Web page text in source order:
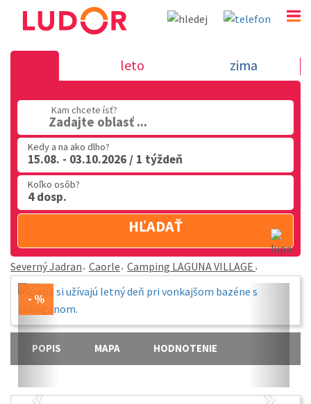
Camping LAGUNA VILLAGE - Caorle -
leto zima
Kam chcete ísť?
Zadajte oblasť ...
Kedy a na ako dlho?
15.08. - 03.10.2026 / 1 týždeň
Koľko osôb?
4 dosp.
HĽADAŤ
Severný Jadran Caorle Camping LAGUNA VILLAGE
« »
POPIS MAPA HODNOTENIE